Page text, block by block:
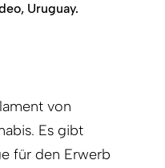
Uruguay.
von
Es gibt
für den Erwerb